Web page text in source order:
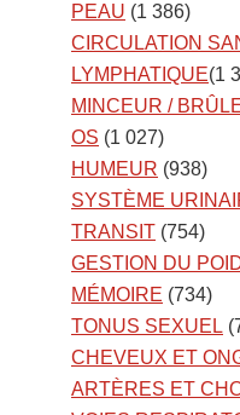
PEAU (1 386)
CIRCULATION
LYMPHATIQUE(1
MINCEUR /
OS (1 027)
HUMEUR (938)
SYSTÈME
TRANSIT (754)
GESTION DU
MÉMOIRE (734)
TONUS SEXUEL
CHEVEUX ET
ARTÈRES ET